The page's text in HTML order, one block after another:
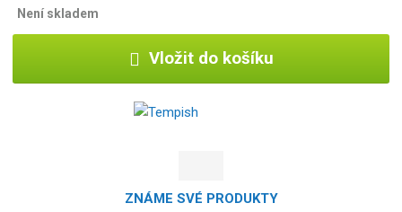
Není skladem
Vložit do košíku
ZNÁME SVÉ PRODUKTY